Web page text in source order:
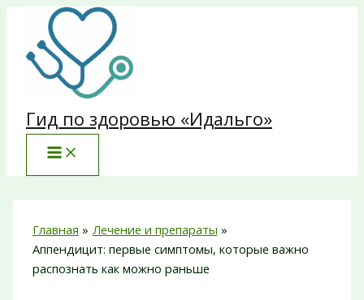
Перейти
содержимому
Гид по здоровью «Идальго»
Главная
Лечение и препараты
Аппендицит: первые симптомы, которые важно
распознать как можно раньше